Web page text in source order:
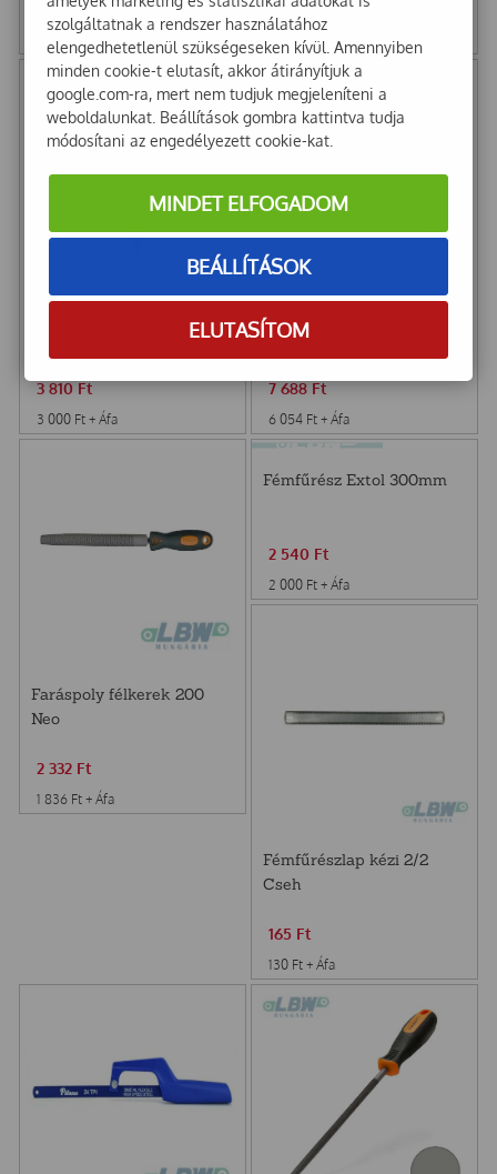
18 529Ft
14 590 + Áfa
7 874Ft
6 200 Ft+ Áfa
3 810 Ft
3 000 Ft + Áfa
Extol fémreszelő klt 5r.
7 688 Ft
6 054 Ft + Áfa
Faráspoly félkerek 200
Neo
2 332 Ft
1 836 Ft + Áfa
Fémfűrész Extol 300mm
2 540 Ft
2 000 Ft + Áfa
Fémfűrészlap kézi 2/2
Cseh
165 Ft
130 Ft + Áfa
szolgáltatnak a rendszer használatához
elengedhetetlenül szükségeseken kívül. Amennyiben
minden cookie-t elutasít, akkor átirányítjuk a
google.com-ra, mert nem tudjuk megjeleníteni a
weboldalunkat. Beállítások gombra kattintva tudja
módosítani az engedélyezett cookie-kat.
MINDET ELFOGADOM
BEÁLLÍTÁSOK
ELUTASÍTOM